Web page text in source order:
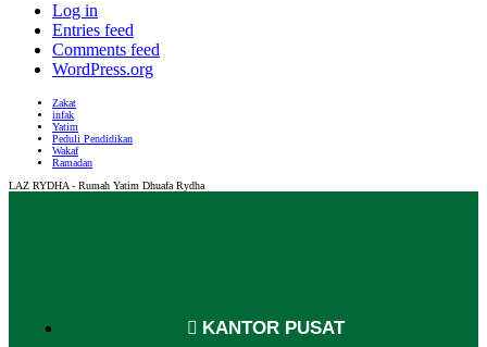
Log in
Entries feed
Comments feed
WordPress.org
Zakat
infak
Yatim
Peduli Pendidikan
Wakaf
Ramadan
LAZ RYDHA - Rumah Yatim Dhuafa Rydha
KANTOR PUSAT